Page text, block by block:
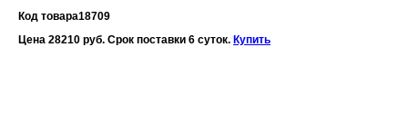
Код товара18709
Цена 28210 руб. Срок поставки 6 суток. Купить